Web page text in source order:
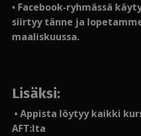
• Facebook-ryhmässä
siirtyy tänne ja
maaliskuussa.
Lisäksi:
• Appista löytyy kaikki
AFT:lta